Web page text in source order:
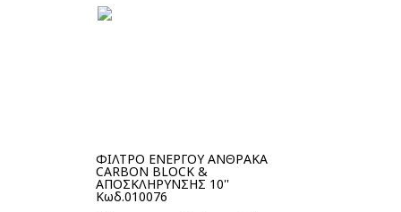
ΦΙΛΤΡΟ ΕΝΕΡΓΟΥ ΑΝΘΡΑΚΑ
CARBON BLOCK &
ΑΠΟΣΚΛΗΡΥΝΣΗΣ 10''
Κωδ.010076